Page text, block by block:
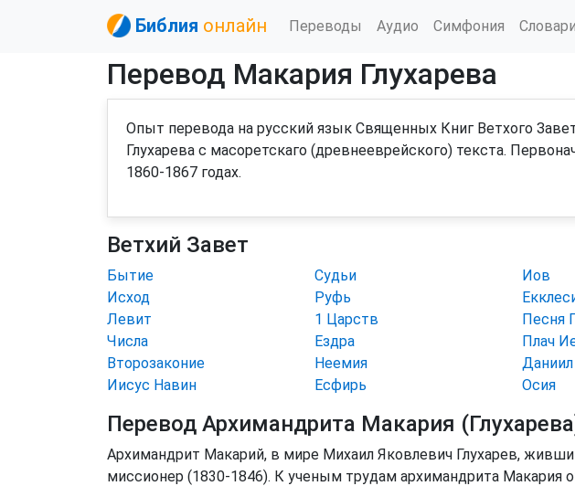
Библия онлайн Переводы Аудио Симфония Словари
Перевод Макария Глухарева
Опыт перевода на русский язык Священных Книг Ветхого
Глухарева с масоретскаго (древнееврейского) текста.
1860-1867 годах.
Ветхий Завет
Бытие
Исход
Левит
Числа
Второзаконие
Иисус Навин
Судьи
Руфь
1 Царств
Ездра
Неемия
Есфирь
Иов
Песня
Плач
Даниил
Осия
Перевод Архимандрита Макария
Архимандрит Макарий, в мире Михаил Яковлевич Глухарев,
миссионер (1830-1846). К ученым трудам архимандрита Макария